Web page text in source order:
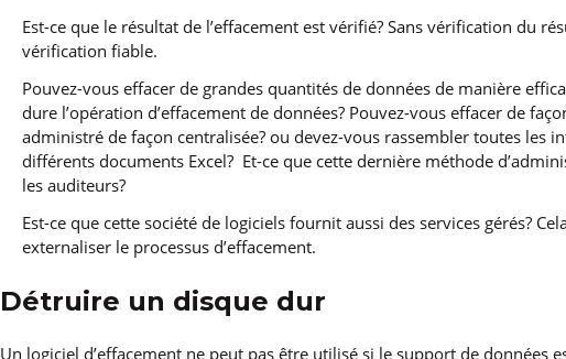
Est-ce que le résultat de l’effacement est vérifié? Sans vérification du
vérification fiable.
Pouvez-vous effacer de grandes quantités de données de manière
dure l’opération d’effacement de données? Pouvez-vous effacer de
administré de façon centralisée? ou devez-vous rassembler toutes les
différents documents Excel? Et-ce que cette dernière méthode
les auditeurs?
Est-ce que cette société de logiciels fournit aussi des services gérés?
externaliser le processus d’effacement.
Détruire un disque dur
Un logiciel d’effacement ne peut pas être utilisé si le support de données